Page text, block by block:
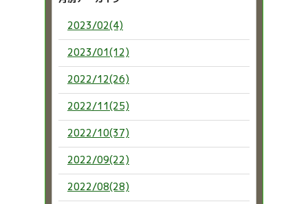
2023/02(4)
2023/01(12)
2022/12(26)
2022/11(25)
2022/10(37)
2022/09(22)
2022/08(28)